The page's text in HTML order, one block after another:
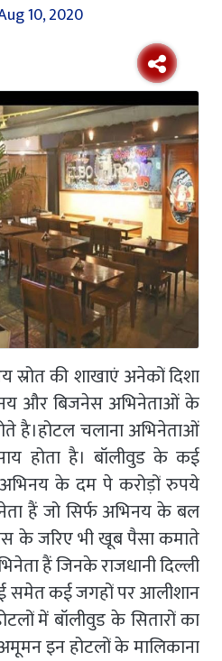
10, 2020
की शाखाएं अनेकों दिशा
और बिजनेस अभिनेताओं के
है।होटल चलाना अभिनेताओं
होता है। बॉलीवुड के कई
के दम पे करोड़ों रुपये
हैं जो सिर्फ अभिनय के बल
के जरिए भी खूब पैसा कमाते
हैं जिनके राजधानी दिल्ली
समेत कई जगहों पर आलीशान
में बॉलीवुड के सितारों का
इन होटलों के मालिकाना